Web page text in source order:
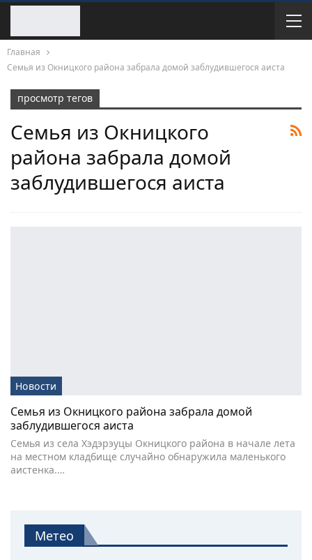
Главная
Семья из Окницкого района забрала домой заблудившегося аиста
просмотр тегов
Семья из Окницкого
района забрала домой
заблудившегося аиста
Новости
Семья из Окницкого района забрала домой
заблудившегося аиста
Семья из села Хэдэрэуцы Окницкого района в начале лета
на местном кладбище случайно обнаружила маленького
аистенка.…
Метео